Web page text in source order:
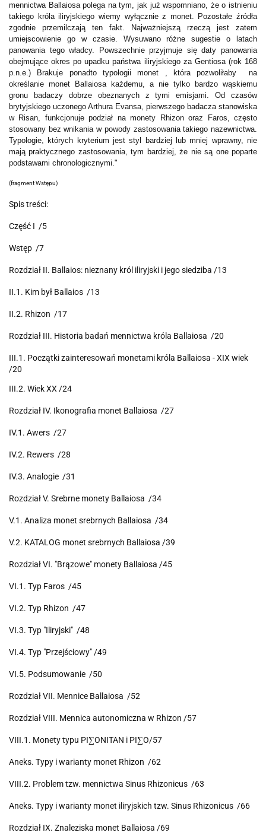
mennictwa Ballaiosa polega na tym, jak już wspomniano, że o istnieniu
takiego króla iliryjskiego wiemy wyłącznie z monet. Pozostałe źródła
zgodnie przemilczają ten fakt. Najważniejszą rzeczą jest zatem
umiejscowienie go w czasie. Wysuwano różne sugestie o latach
panowania tego władcy. Powszechnie przyjmuje się daty panowania
obejmujące okres po upadku państwa iliryjskiego za Gentiosa (rok 168
p.n.e.) Brakuje ponadto typologii monet , która pozwoliłaby na
określanie monet Ballaiosa każdemu, a nie tylko bardzo wąskiemu
gronu badaczy dobrze obeznanych z tymi emisjami. Od czasów
brytyjskiego uczonego Arthura Evansa, pierwszego badacza stanowiska
w Risan, funkcjonuje podział na monety Rhizon oraz Faros, często
stosowany bez wnikania w powody zastosowania takiego nazewnictwa.
Typologie, których kryterium jest styl bardziej lub mniej wprawny, nie
mają praktycznego zastosowania, tym bardziej, że nie są one poparte
podstawami chronologicznymi."
(fragment Wstępu)
Spis treści:
Część I /5
Wstęp /7
Rozdział II. Ballaios: nieznany król iliryjski i jego siedziba /13
II.1. Kim był Ballaios /13
II.2. Rhizon /17
Rozdział III. Historia badań mennictwa króla Ballaiosa /20
III.1. Początki zainteresowań monetami króla Ballaiosa - XIX wiek
/20
III.2. Wiek XX /24
Rozdział IV. Ikonografia monet Ballaiosa /27
IV.1. Awers /27
IV.2. Rewers /28
IV.3. Analogie /31
Rozdział V. Srebrne monety Ballaiosa /34
V.1. Analiza monet srebrnych Ballaiosa /34
V.2. KATALOG monet srebrnych Ballaiosa /39
Rozdział VI. "Brązowe" monety Ballaiosa /45
VI.1. Typ Faros /45
VI.2. Typ Rhizon /47
VI.3. Typ "Iliryjski" /48
VI.4. Typ "Przejściowy" /49
VI.5. Podsumowanie /50
Rozdział VII. Mennice Ballaiosa /52
Rozdział VIII. Mennica autonomiczna w Rhizon /57
VIII.1. Monety typu PI∑ONITAN i PI∑O/57
Aneks. Typy i warianty monet Rhizon /62
VIII.2. Problem tzw. mennictwa Sinus Rhizonicus /63
Aneks. Typy i warianty monet iliryjskich tzw. Sinus Rhizonicus /66
Rozdział IX. Znaleziska monet Ballaiosa /69